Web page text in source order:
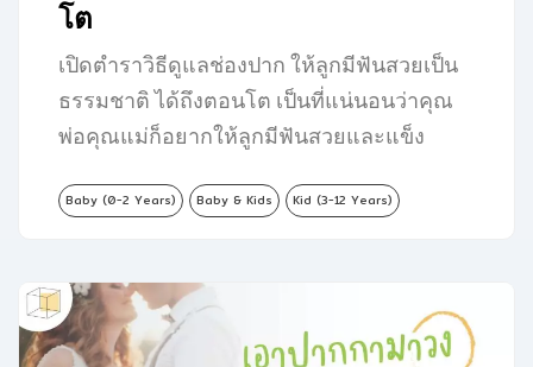
โต
เปิดตำราวิธีดูแลช่องปาก ให้ลูกมีฟันสวยเป็น
ธรรมชาติ ได้ถึงตอนโต เป็นที่แน่นอนว่าคุณ
พ่อคุณแม่ก็อยากให้ลูกมีฟันสวยและแข็ง
Baby (0-2 Years) Baby & Kids Kid (3-12 Years)